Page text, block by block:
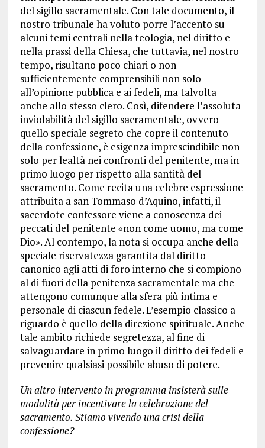
del sigillo sacramentale. Con tale documento, il
nostro tribunale ha voluto porre l’accento su
alcuni temi centrali nella teologia, nel diritto e
nella prassi della Chiesa, che tuttavia, nel nostro
tempo, risultano poco chiari o non
sufficientemente comprensibili non solo
all’opinione pubblica e ai fedeli, ma talvolta
anche allo stesso clero. Così, difendere l’assoluta
inviolabilità del sigillo sacramentale, ovvero
quello speciale segreto che copre il contenuto
della confessione, è esigenza imprescindibile non
solo per lealtà nei confronti del penitente, ma in
primo luogo per rispetto alla santità del
sacramento. Come recita una celebre espressione
attribuita a san Tommaso d’Aquino, infatti, il
sacerdote confessore viene a conoscenza dei
peccati del penitente «non come uomo, ma come
Dio». Al contempo, la nota si occupa anche della
speciale riservatezza garantita dal diritto
canonico agli atti di foro interno che si compiono
al di fuori della penitenza sacramentale ma che
attengono comunque alla sfera più intima e
personale di ciascun fedele. L’esempio classico a
riguardo è quello della direzione spirituale. Anche
tale ambito richiede segretezza, al fine di
salvaguardare in primo luogo il diritto dei fedeli e
prevenire qualsiasi possibile abuso di potere.
Un altro intervento in programma insisterà sulle
modalità per incentivare la celebrazione del
sacramento. Stiamo vivendo una crisi della
confessione?